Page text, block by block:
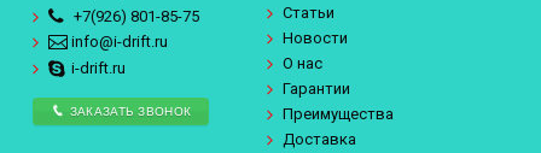
+7(926) 801-85-75
info@i-drift.ru
i-drift.ru
ЗАКАЗАТЬ ЗВОНОК
Статьи
Новости
О нас
Гарантии
Преимущества
Доставка